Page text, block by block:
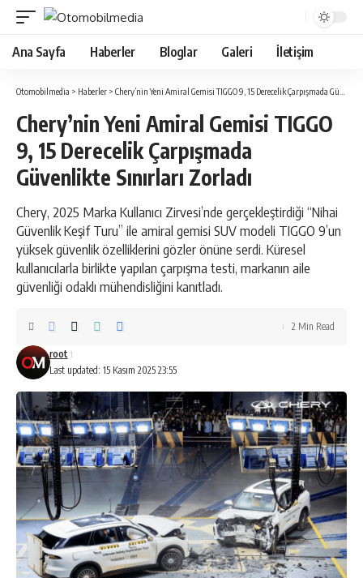
Ana Sayfa Haberler Bloglar Galeri İletişim
Otomobilmedia > Haberler > Chery’nin Yeni Amiral Gemisi TIGGO 9, 15 Derecelik Çarpışmada Güvenlikte Sınırları Zorladı
Chery’nin Yeni Amiral Gemisi TIGGO
9, 15 Derecelik Çarpışmada
Güvenlikte Sınırları Zorladı
Chery, 2025 Marka Kullanıcı Zirvesi’nde gerçekleştirdiği “Nihai
Güvenlik Keşif Turu” ile amiral gemisi SUV modeli TIGGO 9’un
yüksek güvenlik özelliklerini gözler önüne serdi. Küresel
kullanıcılarla birlikte yapılan çarpışma testi, markanın aile
güvenliği odaklı mühendisliğini kanıtladı.
Last updated: 15 Kasım 2025 23:55
root
2 Min Read